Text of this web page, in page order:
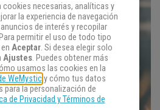
necesarias, analíticas y
la experiencia de navegación
de interés y recopilar
permitir el uso de todo tipo
Aceptar. Si desea elegir solo
Ajustes. Puedes obtener más
usamos las cookies en la
WeMysticy cómo tus datos
para la personalización de
de Privacidad y Términos de